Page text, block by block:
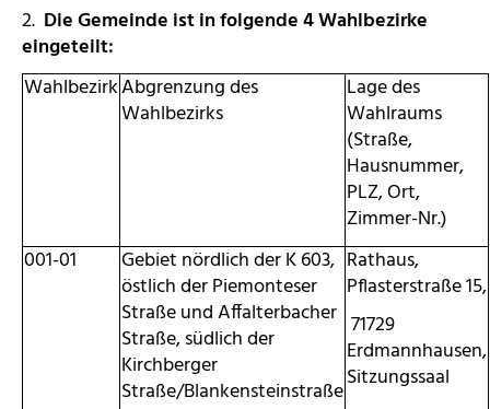
2. Die Gemeinde ist in folgende4Wahlbezirke
eingeteilt:
WahlbezirkAbgrenzung des
Wahlbezirks
Lage des
Wahlraums
(Straße,
Hausnummer,
PLZ, Ort,
Zimmer-Nr.)
001-01
Gebiet nördlich der K 603,
östlich der Piemonteser
Straße und Affalterbacher
Straße, südlich der
Kirchberger
Straße/Blankensteinstraße
Rathaus,
Pflasterstraße 15,
71729
Erdmannhausen,
Sitzungssaal